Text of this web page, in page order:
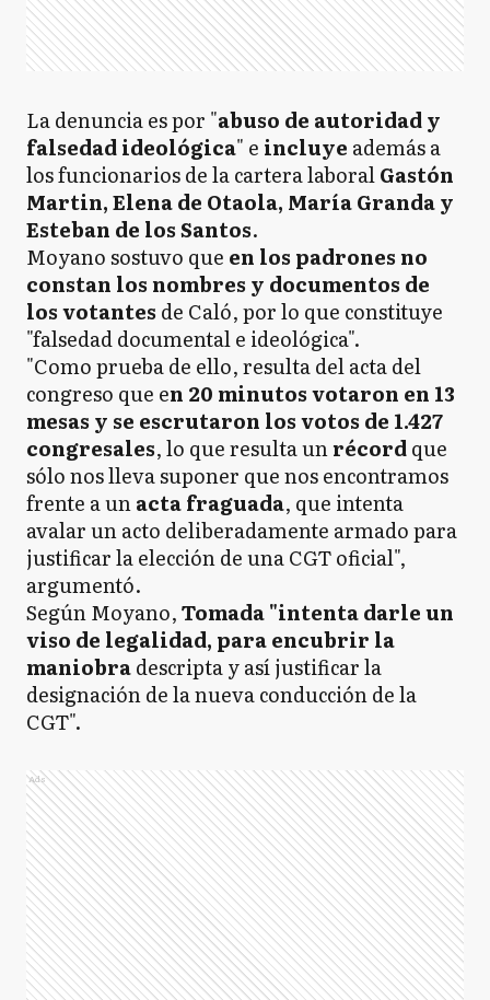
La denuncia es por "abuso de autoridad y
falsedad ideológica" e incluye además a
los funcionarios de la cartera laboralGastón
Martin, Elena de Otaola, María Granda y
Esteban de los Santos.
Moyano sostuvo que en los padrones no
constan los nombres y documentos de
los votantes de Caló, por lo que constituye
"falsedad documental e ideológica".
"Como prueba de ello, resulta del acta del
congreso que en 20 minutos votaron en 13
mesas y se escrutaron los votos de 1.427
congresales, lo que resulta unrécordque
sólo nos lleva suponer que nos encontramos
frente a unacta fraguada, que intenta
avalar un acto deliberadamente armado para
justificar la elección de una CGT oficial",
argumentó.
Según Moyano,Tomada "intenta darle un
viso de legalidad, para encubrir la
maniobradescripta y así justificar la
designación de la nueva conducción de la
CGT".
Ads